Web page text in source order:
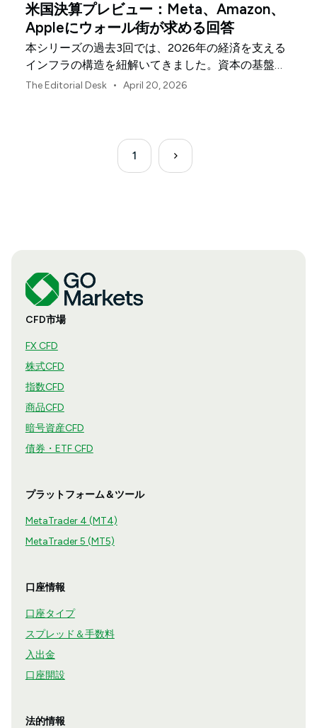
米国決算プレビュー：Meta、Amazon、
Appleにウォール街が求める回答
本シリーズの過去3回では、2026年の経済を支える
インフラの構造を紐解いてきました。資本の基盤と
なる銀行、電力を供給する公益事業、そしてシリコ
The Editorial Desk • April 20, 2026
1
CFD市場
FX CFD
株式CFD
指数CFD
商品CFD
暗号資産CFD
債券・ETF CFD
プラットフォーム＆ツール
MetaTrader 4 (MT4)
MetaTrader 5 (MT5)
口座情報
口座タイプ
スプレッド＆手数料
入出金
口座開設
法的情報